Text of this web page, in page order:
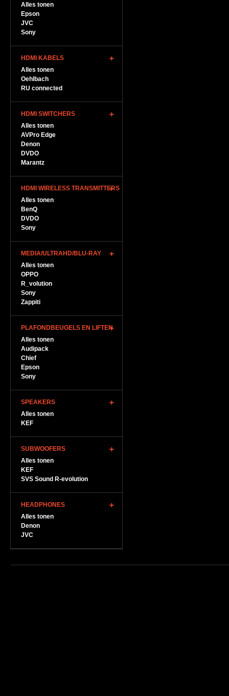
Alles tonen
Epson
JVC
Sony
HDMI KABELS
Alles tonen
Oehlbach
RU connected
HDMI SWITCHERS
Alles tonen
AVPro Edge
Denon
DVDO
Marantz
HDMI WIRELESS TRANSMITTERS
Alles tonen
BenQ
DVDO
Sony
MEDIA/ULTRAHD/BLU-RAY
Alles tonen
OPPO
R_volution
Sony
Zappiti
PLAFONDBEUGELS EN LIFTEN
Alles tonen
Audipack
Chief
Epson
Sony
SPEAKERS
Alles tonen
KEF
SUBWOOFERS
Alles tonen
KEF
SVS Sound R-evolution
HEADPHONES
Alles tonen
Denon
JVC